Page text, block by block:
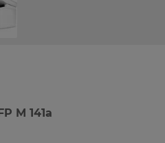
M 141a